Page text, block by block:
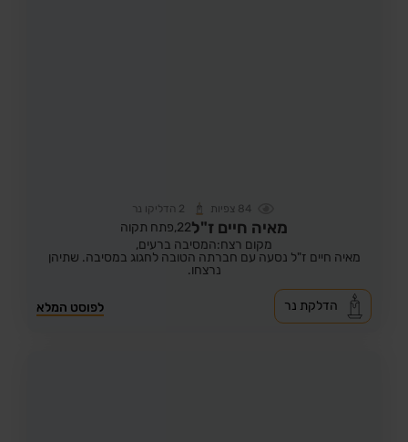
84 צפיות 2 הדליקו נר
מאיה חיים ז"ל22, פתח תקוה
מקום רצח:המסיבה ברעים,
מאיה חיים ז"ל נסעה עם חברתה הטובה לחגוג במסיבה. שתיהן
נרצחו.
לפוסט המלא הדלקת נר